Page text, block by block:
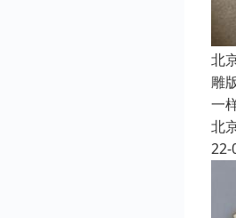
北
雕
一
北
22-